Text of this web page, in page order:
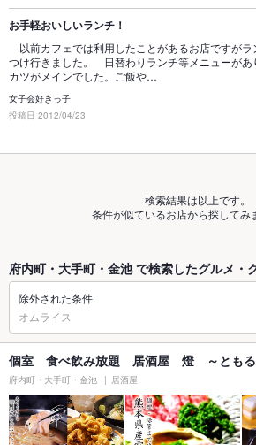
お手軽おいしいランチ！
以前カフェでは利用したことがあるお店ですがラ
つけ行きました。 日替わりランチ等メニューがあ
カツがメインでした。ご飯や…
女子会好きっ子
投稿日 2012/04/23
検索結果は以上です。
条件が似ているお店から探してみ
府内町・大手町・金池 で検索したグルメ・
除外された条件
オムライス
個室 食べ飲み放題 居酒屋 燈 ～ともる
府内町・大手町・金池 居酒屋